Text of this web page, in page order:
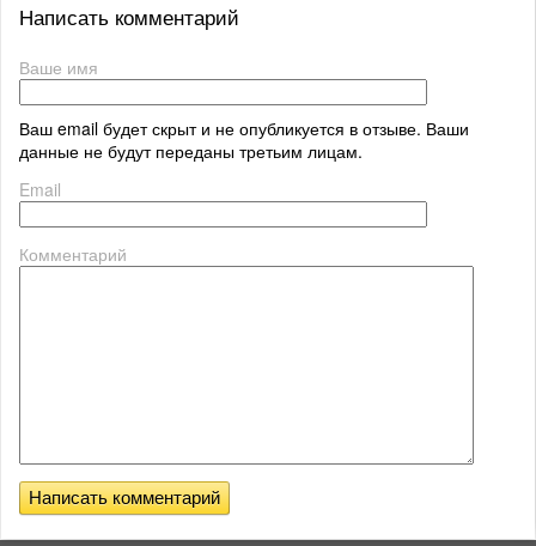
Написать комментарий
Ваше имя
Ваш email будет скрыт и не опубликуется в отзыве. Ваши
данные не будут переданы третьим лицам.
Email
Комментарий